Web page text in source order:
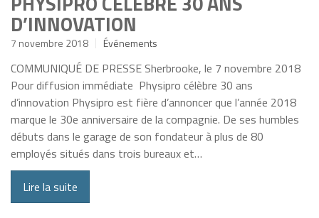
D’INNOVATION
7 novembre 2018 Événements
COMMUNIQUÉ DE PRESSE Sherbrooke, le 7 novembre 2018
Pour diffusion immédiate Physipro célèbre 30 ans
d’innovation Physipro est fière d’annoncer que l’année 2018
marque le 30e anniversaire de la compagnie. De ses humbles
débuts dans le garage de son fondateur à plus de 80
employés situés dans trois bureaux et…
Lire la suite